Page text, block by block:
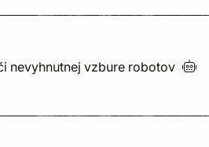
nevyhnutnej vzbure robotov